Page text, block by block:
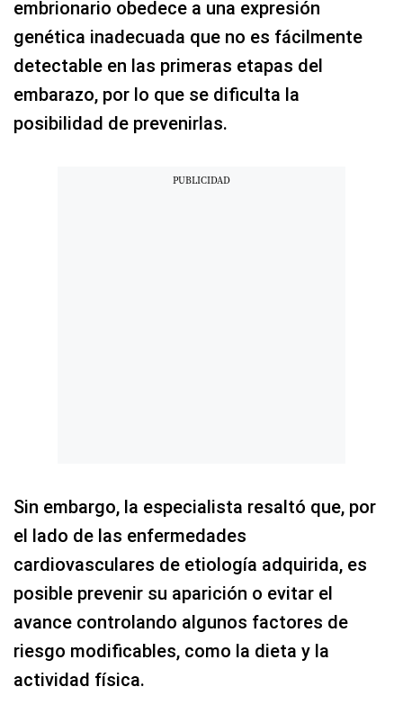
embrionario obedece a una expresión
genética inadecuada que no es fácilmente
detectable en las primeras etapas del
embarazo, por lo que se dificulta la
posibilidad de prevenirlas.
Sin embargo, la especialista resaltó que, por
el lado de las enfermedades
cardiovasculares de etiología adquirida, es
posible prevenir su aparición o evitar el
avance controlando algunos factores de
riesgo modificables, como la dieta y la
actividad física.